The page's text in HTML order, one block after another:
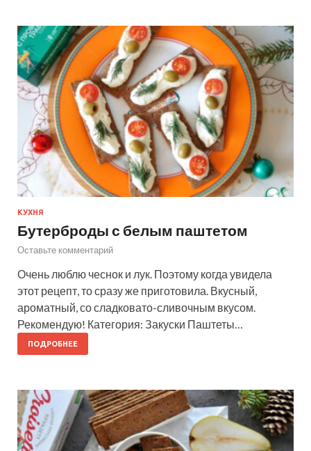
КУХНЯ
Бутерброды с белым паштетом
Оставьте комментарий
Очень люблю чеснок и лук. Поэтому когда увидела
этот рецепт, то сразу же приготовила. Вкусный,
ароматный, со сладковато-сливочным вкусом.
Рекомендую! Категория: Закуски Паштеты…
ПОДРОБНЕЕ